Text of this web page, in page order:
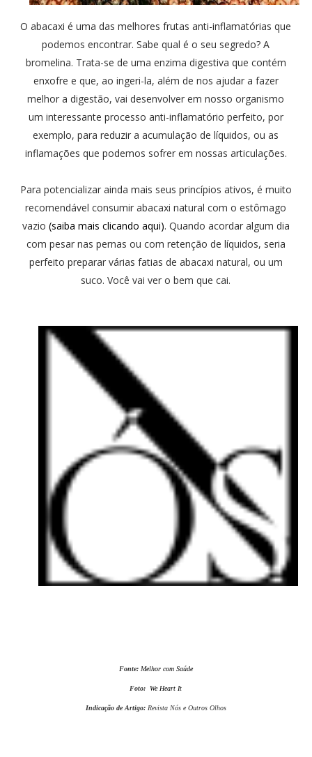
O abacaxi é uma das melhores frutas anti-inflamatórias que
podemos encontrar. Sabe qual é o seu segredo? A
bromelina. Trata-se de uma enzima digestiva que contém
enxofre e que, ao ingeri-la, além de nos ajudar a fazer
melhor a digestão, vai desenvolver em nosso organismo
um interessante processo anti-inflamatório perfeito, por
exemplo, para reduzir a acumulação de líquidos, ou as
inflamações que podemos sofrer em nossas articulações.
Para potencializar ainda mais seus princípios ativos, é muito
recomendável consumir abacaxi natural com o estômago
vazio (saiba mais clicando aqui). Quando acordar algum dia
com pesar nas pernas ou com retenção de líquidos, seria
perfeito preparar várias fatias de abacaxi natural, ou um
suco. Você vai ver o bem que cai.
Fonte: Melhor com Saúde
Foto:We Heart It
Indicação de Artigo:Revista Nós e Outros Olhos